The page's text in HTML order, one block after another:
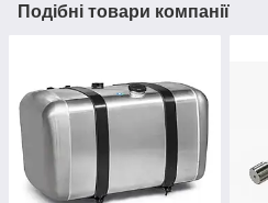
Подібні товари компанії